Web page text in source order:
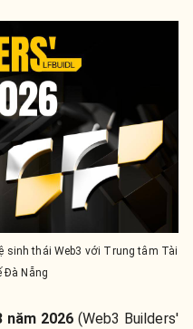
sinh thái Web3 với Trung tâm Tài
Đà Nẵng
năm 2026 (Web3 Builders'